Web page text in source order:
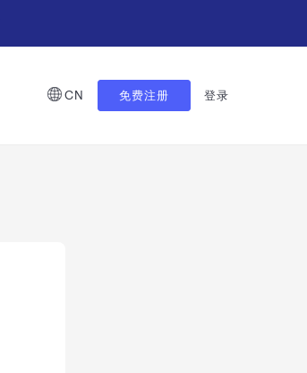
CN 免费注册 登录